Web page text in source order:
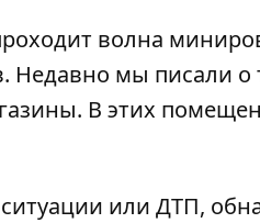
волна
Недавно мы писали о
. В этих
или ДТП,